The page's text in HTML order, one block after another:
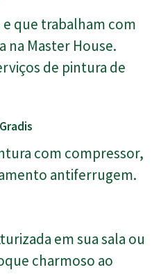
que trabalham com
na Master House.
de pintura de
com compressor,
antiferrugem.
em sua sala ou
charmoso ao